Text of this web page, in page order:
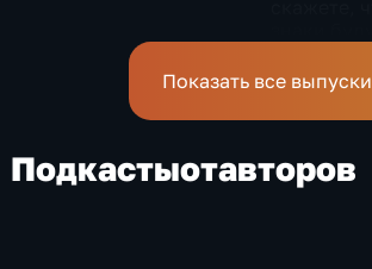
Показать все выпуски
Подкастыотавторов